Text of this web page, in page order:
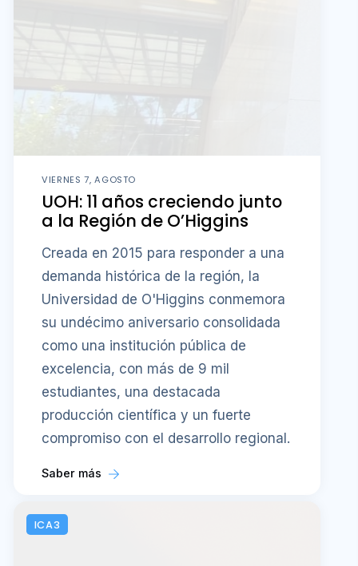
VIERNES 7, AGOSTO
UOH: 11 años creciendo junto
a la Región de O’Higgins
Creada en 2015 para responder a una
demanda histórica de la región, la
Universidad de O'Higgins conmemora
su undécimo aniversario consolidada
como una institución pública de
excelencia, con más de 9 mil
estudiantes, una destacada
producción científica y un fuerte
compromiso con el desarrollo regional.
Saber más
ICA3